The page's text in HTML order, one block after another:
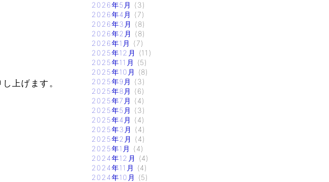
上げます。
2026年5月
(3)
2026年4月
(7)
2026年3月
(8)
2026年2月
(8)
2026年1月
(7)
2025年12月
(11)
2025年11月
(5)
2025年10月
(8)
2025年9月
(3)
2025年8月
(6)
2025年7月
(4)
2025年5月
(3)
2025年4月
(4)
2025年3月
(4)
2025年2月
(4)
2025年1月
(4)
2024年12月
(4)
2024年11月
(4)
2024年10月
(5)